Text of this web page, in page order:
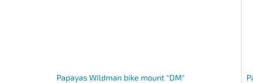
Papayas Wildman bike mount "DM"